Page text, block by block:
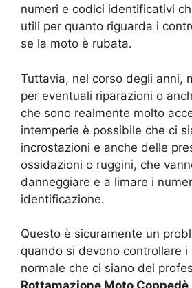
numeri e codici identificativi
utili per quanto riguarda i
se la moto è rubata.
Tuttavia, nel corso degli anni,
per eventuali riparazioni o
che sono realmente molto
intemperie è possibile che ci
incrostazioni e anche delle
ossidazioni o ruggini, che
danneggiare e a limare i
identificazione.
Questo è sicuramente un
quando si devono controllare i
normale che ci siano dei